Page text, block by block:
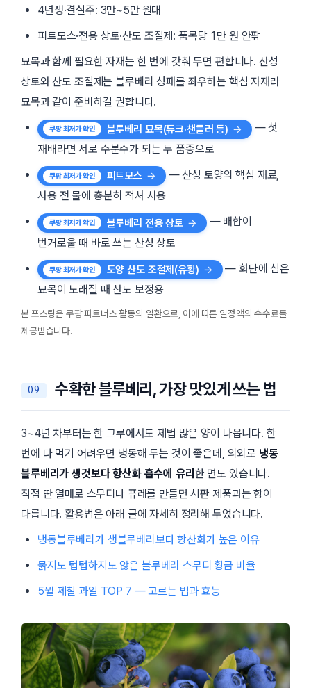
4년생·결실주: 3만~5만 원대
피트모스·전용 상토·산도 조절제: 품목당 1만 원 안팎
묘목과 함께 필요한 자재는 한 번에 갖춰 두면 편합니다. 산성
상토와 산도 조절제는 블루베리 성패를 좌우하는 핵심 자재라
묘목과 같이 준비하길 권합니다.
블루베리 묘목(듀크·챈들러 등)
— 첫
재배라면 서로 수분수가 되는 두 품종으로
피트모스
— 산성 토양의 핵심 재료,
사용 전 물에 충분히 적셔 사용
블루베리 전용 상토
— 배합이
번거로울 때 바로 쓰는 산성 상토
토양 산도 조절제(유황)
— 화단에 심은
묘목이 노래질 때 산도 보정용
본 포스팅은 쿠팡 파트너스 활동의 일환으로, 이에 따른 일정액의 수수료를
제공받습니다.
수확한 블루베리, 가장 맛있게 쓰는 법
3~4년 차부터는 한 그루에서도 제법 많은 양이 나옵니다. 한
번에 다 먹기 어려우면 냉동해 두는 것이 좋은데, 의외로 냉동
블루베리가 생것보다 항산화 흡수에 유리 한 면도 있습니다.
직접 딴 열매로 스무디나 퓨레를 만들면 시판 제품과는 향이
다릅니다. 활용법은 아래 글에 자세히 정리해 두었습니다.
냉동블루베리가 생블루베리보다 항산화가 높은 이유
묽지도 텁텁하지도 않은 블루베리 스무디 황금 비율
5월 제철 과일 TOP 7 — 고르는 법과 효능